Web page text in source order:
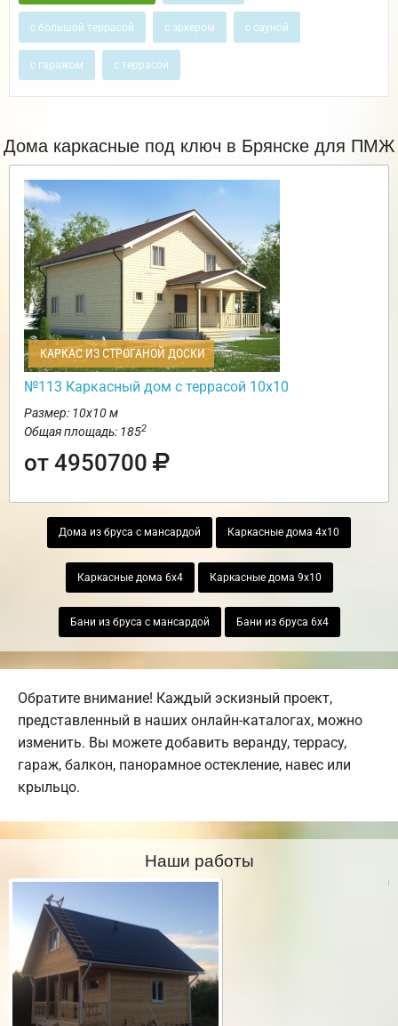
с большой террасой с эркером с сауной
с гаражом с террасой
Дома каркасные под ключ в Брянске для ПМЖ
КАРКАС ИЗ СТРОГАНОЙ ДОСКИ
№113 Каркасный дом с террасой 10х10
Размер: 10х10 м
Общая площадь: 1852
от 4950700
Дома из бруса с мансардой Каркасные дома 4х10
Каркасные дома 6х4 Каркасные дома 9х10
Бани из бруса с мансардой Бани из бруса 6х4
Обратите внимание! Каждый эскизный проект,
представленный в наших онлайн-каталогах, можно
изменить. Вы можете добавить веранду, террасу,
гараж, балкон, панорамное остекление, навес или
крыльцо.
Наши работы